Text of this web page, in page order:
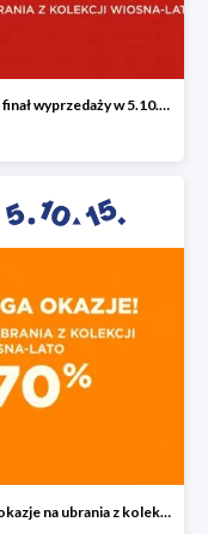
Wielki finał wyprzedaży w 5.10.15 do -70%
Mega okazje na ubrania z kolekcji wiosna-lato do -70%